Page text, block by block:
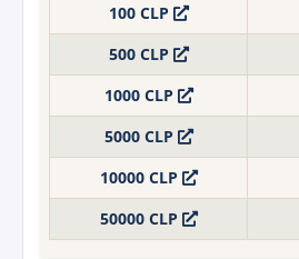
100 CLP
500 CLP
1000 CLP
5000 CLP
10000 CLP
50000 CLP